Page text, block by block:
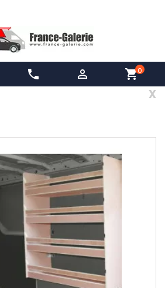
phone  shopping_cart0
x